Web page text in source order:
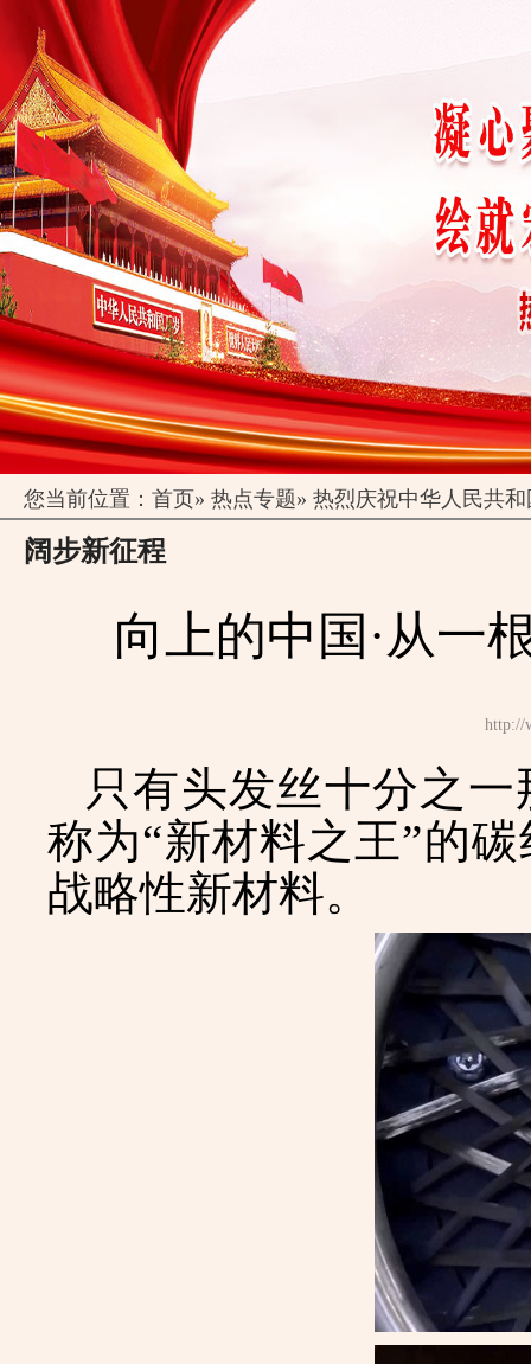
您当前位置： 首页» 热点专题» 热烈庆祝中华人民共
阔步新征程
向上的中国·从一
http://
只有头发丝十分之
称为“新材料之王”的
战略性新材料。